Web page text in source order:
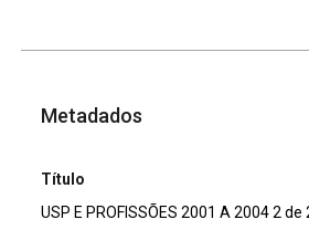
Metadados
Título
USP E PROFISSÕES 2001 A 2004 2 de